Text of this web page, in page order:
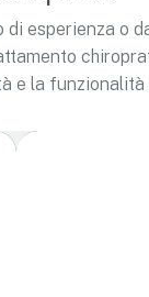
esperienza o
e la